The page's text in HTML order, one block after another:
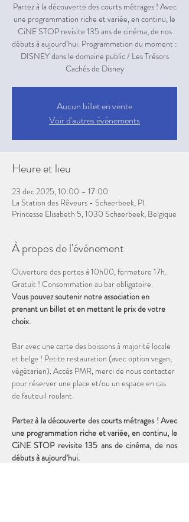
Partez à la découverte des courts métrages ! Avec
une programmation riche et variée, en continu, le
CiNE STOP revisite 135 ans de cinéma, de nos
débuts à aujourd’hui. Programmation du moment :
DISNEY dans le domaine public / Les Trésors
Cachés de Disney
Aucun billet en vente
Voir d'autres événements
Heure et lieu
23 dec 2025, 10:00 – 17:00
La Station des Rêveurs - Schaerbeek, Pl.
Princesse Elisabeth 5, 1030 Schaerbeek, Belgique
À propos de l'événement
Ouverture des portes à 10h00, fermeture 17h.
Gratuit ! Consommation au bar obligatoire.
Vous pouvez soutenir notre association en
prenant un billet et en mettant le prix de votre
choix.
Bar avec une carte des boissons à majorité locale
et belge ! Petite restauration (avec option vegan,
végétarien). Accès PMR, merci de nous contacter
pour réserver une place et/ou un espace en cas
de fauteuil roulant.
Partez à la découverte des courts métrages ! Avec
une programmation riche et variée, en continu, le
CiNE STOP revisite 135 ans de cinéma, de nos
débuts à aujourd’hui.